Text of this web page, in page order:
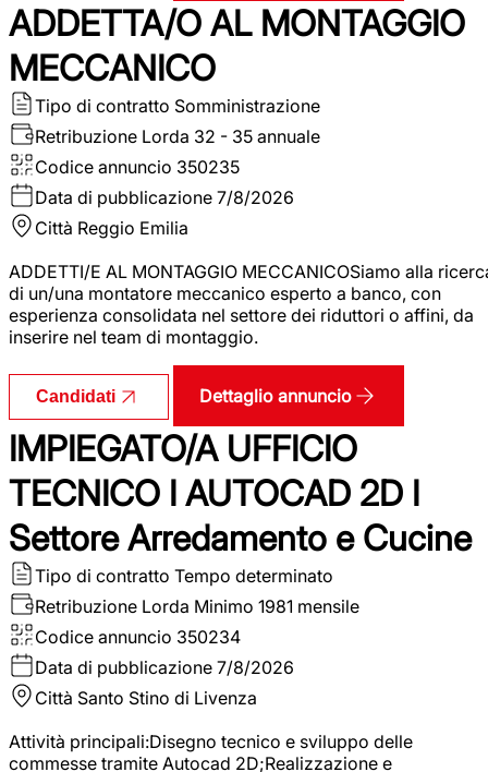
ADDETTA/O AL MONTAGGIO
MECCANICO
Tipo di contratto Somministrazione
Retribuzione Lorda 32 - 35 annuale
Codice annuncio 350235
Data di pubblicazione 7/8/2026
Città Reggio Emilia
ADDETTI/E AL MONTAGGIO MECCANICOSiamo alla
di un/una montatore meccanico esperto a banco, con
esperienza consolidata nel settore dei riduttori o affini, da
inserire nel team di montaggio.
Candidati Dettaglio annuncio
IMPIEGATO/A UFFICIO
TECNICO I AUTOCAD 2D I
Settore Arredamento e Cucine
Tipo di contratto Tempo determinato
Retribuzione Lorda Minimo 1981 mensile
Codice annuncio 350234
Data di pubblicazione 7/8/2026
Città Santo Stino di Livenza
Attività principali:Disegno tecnico e sviluppo delle
commesse tramite Autocad 2D;Realizzazione e